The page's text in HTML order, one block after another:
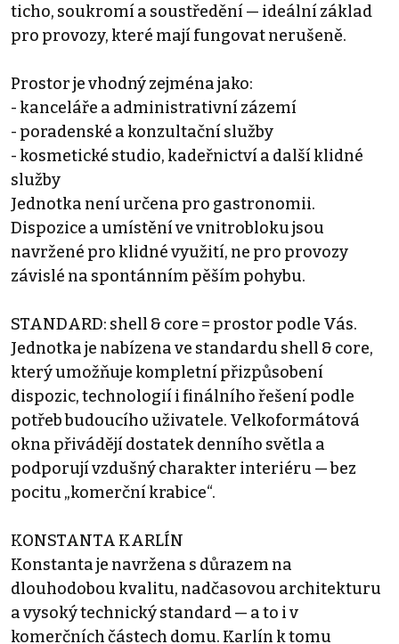
ticho, soukromí a soustředění — ideální základ
pro provozy, které mají fungovat nerušeně.
Prostor je vhodný zejména jako:
- kanceláře a administrativní zázemí
- poradenské a konzultační služby
- kosmetické studio, kadeřnictví a další klidné
služby
Jednotka není určena pro gastronomii.
Dispozice a umístění ve vnitrobloku jsou
navržené pro klidné využití, ne pro provozy
závislé na spontánním pěším pohybu.
STANDARD: shell & core = prostor podle Vás.
Jednotka je nabízena ve standardu shell & core,
který umožňuje kompletní přizpůsobení
dispozic, technologií i finálního řešení podle
potřeb budoucího uživatele. Velkoformátová
okna přivádějí dostatek denního světla a
podporují vzdušný charakter interiéru — bez
pocitu „komerční krabice“.
KONSTANTA KARLÍN
Konstanta je navržena s důrazem na
dlouhodobou kvalitu, nadčasovou architekturu
a vysoký technický standard — a to i v
komerčních částech domu. Karlín k tomu